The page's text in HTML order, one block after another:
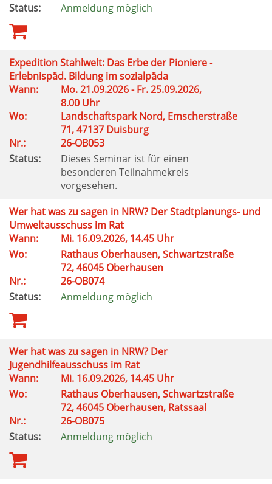
Status:
Anmeldung möglich
Expedition Stahlwelt: Das Erbe der Pioniere -
Erlebnispäd. Bildung im sozialpäda
Wann:
Mo. 21.09.2026 - Fr. 25.09.2026,
8.00 Uhr
Wo:
Landschaftspark Nord, Emscherstraße
71, 47137 Duisburg
Nr.:
26-OB053
Status:
Dieses Seminar ist für einen
besonderen Teilnahmekreis
vorgesehen.
Wer hat was zu sagen in NRW? Der Stadtplanungs- und
Umweltausschuss im Rat
Wann:
Mi. 16.09.2026, 14.45 Uhr
Wo:
Rathaus Oberhausen, Schwartzstraße
72, 46045 Oberhausen
Nr.:
26-OB074
Status:
Anmeldung möglich
Wer hat was zu sagen in NRW? Der
Jugendhilfeausschuss im Rat
Wann:
Mi. 16.09.2026, 14.45 Uhr
Wo:
Rathaus Oberhausen, Schwartzstraße
72, 46045 Oberhausen, Ratssaal
Nr.:
26-OB075
Status:
Anmeldung möglich